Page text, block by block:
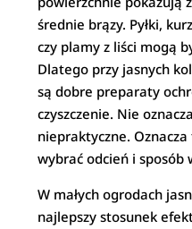
średnie brązy. Pyłki,
czy plamy z liści mogą
Dlatego przy jasnych
są dobre preparaty
czyszczenie. Nie
niepraktyczne.
wybrać odcień i sposób
W małych ogrodach
najlepszy stosunek